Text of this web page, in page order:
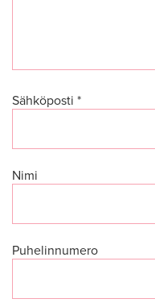
Sähköposti *
Nimi
Puhelinnumero